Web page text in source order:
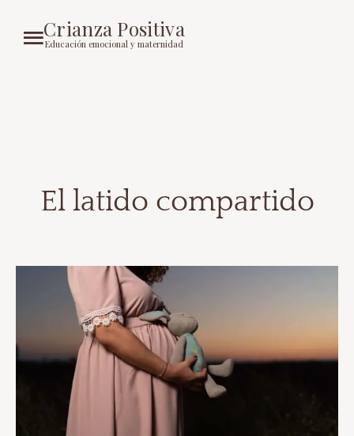
Crianza Positiva
Educación emocional y maternidad
El latido compartido